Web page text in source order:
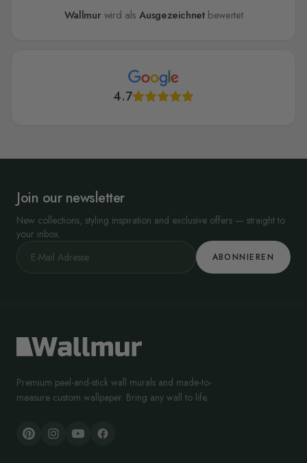
Wallmur wird alsAusgezeichnetbewertet
4.7
Join our newsletter
New collections, styling inspiration and exclusive offers — straight to
your inbox.
ABONNIEREN
Premium peel-and-stick wall murals and made-to-
measure custom wallpaper. Bring any wall to life.